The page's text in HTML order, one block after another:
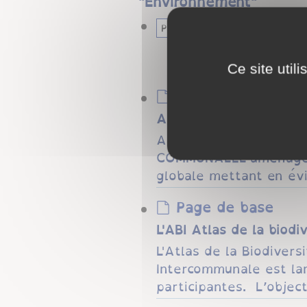
Page
Aménagement des
AMÉNAGEMENT DE
globale mettant en
Page de base
L'ABI Atlas de la
L'Atlas de la
Intercommunale est
participantes.
Ce site